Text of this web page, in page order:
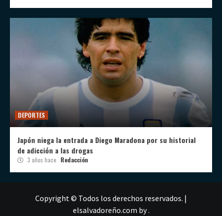
DEPORTES
Japón niega la entrada a Diego Maradona por su historial
de adicción a las drogas
3 años hace Redacción
Copyright © Todos los derechos reservados. |
elsalvadoreño.com by .